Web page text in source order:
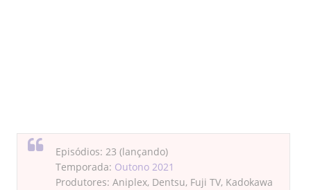
Episódios: 23 (lançando)
Temporada: Outono 2021
Produtores: Aniplex, Dentsu, Fuji TV, Kadokawa